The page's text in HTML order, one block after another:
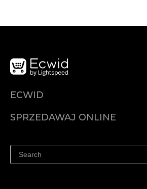
ECWID
Cena
SPRZEDAWAJ ONLINE
Sprzedawaj na Facebooku
Sprzedawaj na Instagramie